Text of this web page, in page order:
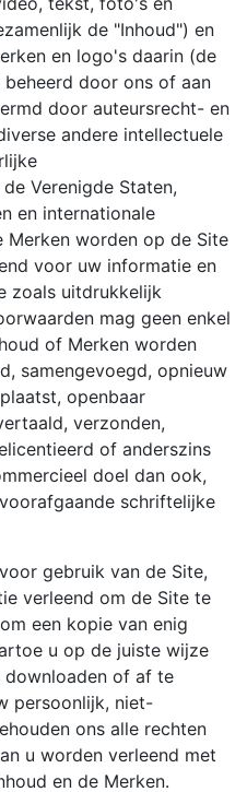
de "Inhoud") en
en logo's daarin (de
door ons of aan
door auteursrecht- en
andere intellectuele
Verenigde Staten,
en internationale
Merken worden op de Site
voor uw informatie en
zoals uitdrukkelijk
mag geen enkel
of Merken worden
samengevoegd, opnieuw
openbaar
verzonden,
of anderszins
doel dan ook,
schriftelijke
gebruik van de Site,
verleend om de Site te
een kopie van enig
u op de juiste wijze
of af te
persoonlijk, niet-
ons alle rechten
u worden verleend met
en de Merken.